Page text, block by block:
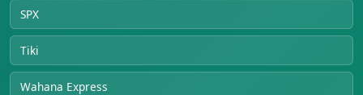
SPX
Tiki
Wahana Express